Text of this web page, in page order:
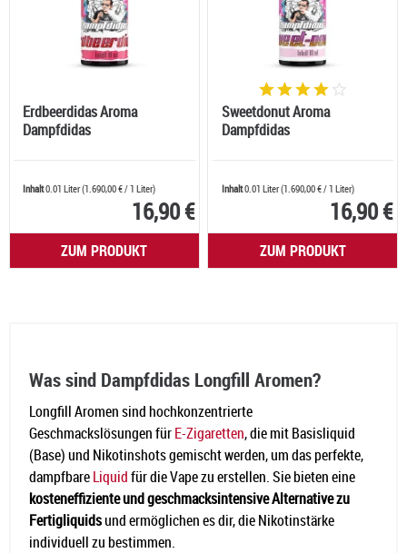
Erdbeerdidas Aroma
Dampfdidas
Inhalt0.01 Liter(1.690,00 €/ 1 Liter)
16,90 €
ZUM PRODUKT
Sweetdonut Aroma
Dampfdidas
Inhalt0.01 Liter(1.690,00 €/ 1 Liter)
16,90 €
ZUM PRODUKT
Was sind Dampfdidas Longfill Aromen?
Longfill Aromen sind hochkonzentrierte
Geschmackslösungen fürE-Zigaretten, die mit Basisliquid
(Base) und Nikotinshots gemischt werden, um das perfekte,
dampfbareLiquidfür die Vape zu erstellen. Sie bieten eine
kosteneffiziente und geschmacksintensive Alternative zu
Fertigliquidsund ermöglichen es dir, die Nikotinstärke
individuell zu bestimmen.